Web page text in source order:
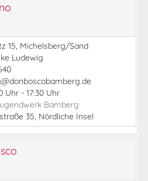
15, Michelsberg/Sand
Ludewig
Uhr - 17:30 Uhr
Bamberg
35, Nördliche Insel